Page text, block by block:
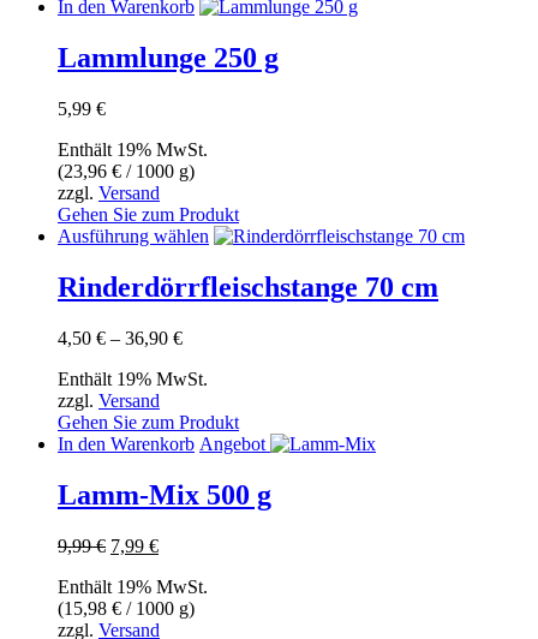
der
gewählt
werden
In den Warenkorb
Lammlunge 250 g
5,99 €
Enthält 19% MwSt.
(23,96 € / 1000 g)
zzgl. Versand
Gehen Sie zum Produkt
Ausführung wählen Dieses
weist
mehrere
auf
der
gewählt
werden
Rinderdörrfleischstange 70 cm
4,50 € – 36,90 €Preisspanne:
bis
Enthält 19% MwSt.
zzgl. Versand
Gehen Sie zum Produkt
In den Warenkorb Angebot
Lamm-Mix 500 g
9,99€ Ursprünglicher
war:
9,99 €
7,99 €Aktueller
ist:
7,99 €.
Enthält 19% MwSt.
(15,98 € / 1000 g)
zzgl. Versand